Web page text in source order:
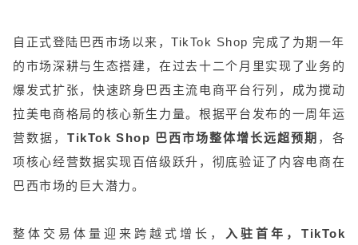
自正式登陆巴西市场以来，TikTok Shop 完成了为期一年
的市场深耕与生态搭建，在过去十二个月里实现了业务的
爆发式扩张，快速跻身巴西主流电商平台行列，成为搅动
拉美电商格局的核心新生力量。根据平台发布的一周年运
营数据，TikTok Shop 巴西市场整体增长远超预期 ，各
项核心经营数据实现百倍级跃升，彻底验证了内容电商在
巴西市场的巨大潜力。
整体交易体量迎来跨越式增长，
入驻首年，TikTok